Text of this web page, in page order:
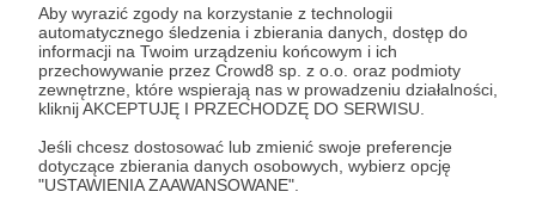
Aby wyrazić zgody na korzystanie z technologii
automatycznego śledzenia i zbierania danych, dostęp do
informacji na Twoim urządzeniu końcowym i ich
przechowywanie przez Crowd8 sp. z o.o. oraz podmioty
zewnętrzne, które wspierają nas w prowadzeniu działalności,
kliknij AKCEPTUJĘ I PRZECHODZĘ DO SERWISU.
Jeśli chcesz dostosować lub zmienić swoje preferencje
dotyczące zbierania danych osobowych, wybierz opcję
"USTAWIENIA ZAAWANSOWANE".
Zostań Patronem
Zaloguj się
podsumowanie factcheck nowyrok dezinformacja